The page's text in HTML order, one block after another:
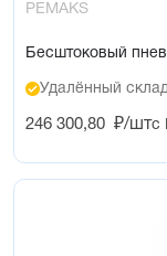
PEMAKS
Бесштоковый
Удалённый
246 300,80 ₽/штс